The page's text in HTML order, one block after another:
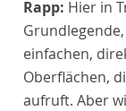
Rapp: Hier in
einfachen,
Oberflächen,
aufruft. Aber